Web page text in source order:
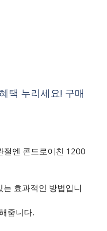
택 누리세요! 구매
절엔 콘드로이친 1200
효과적인 방법입니
줍니다.